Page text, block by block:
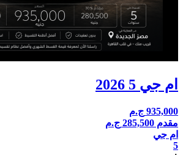
ام جي 5 2026
935,000 ج.م
مقدم 285,500
ج.م
ام جي
5